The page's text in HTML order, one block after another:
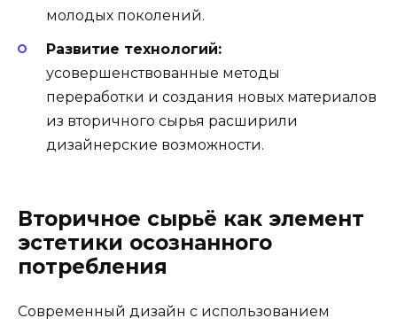
молодых поколений.
Развитие технологий:
усовершенствованные методы
переработки и создания новых материалов
из вторичного сырья расширили
дизайнерские возможности.
Вторичное сырьё как элемент
эстетики осознанного
потребления
Современный дизайн с использованием